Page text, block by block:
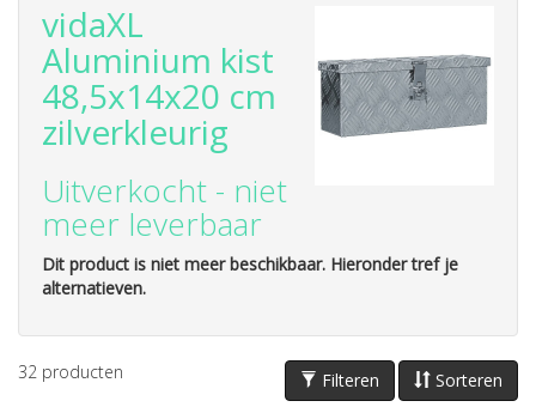
vidaXL
Aluminium kist
48,5x14x20 cm
zilverkleurig
Uitverkocht - niet
meer leverbaar
Dit product is niet meer beschikbaar. Hieronder tref je
alternatieven.
Sorteren
Filteren
32 producten